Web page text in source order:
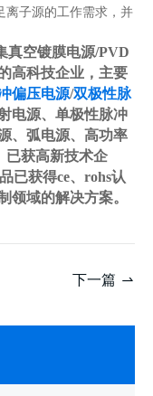
离子源的工作需求，并
真空镀膜电源/PVD
高科技企业，主要
偏压电源/双极性脉
电源、单极性脉冲
、弧电源、高功率
已获高新技术企
已获得ce、rohs认
领域的解决方案。
下一篇